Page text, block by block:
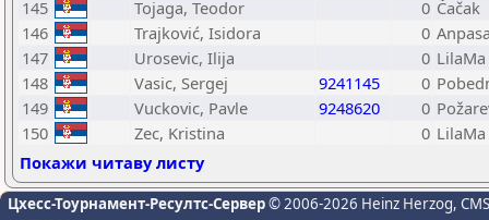
145
Tojaga, Teodor 0 Čačak
146
Trajković, Isidora 0
147
Urosevic, Ilija 0
148
Vasic, Sergej 9241145 0
149
Vuckovic, Pavle 9248620 0
150
Zec, Kristina 0
Покажи читаву листу
Цхесс-Тоурнамент-Ресултс-Сервер© 2006-2026 Heinz Herzog,